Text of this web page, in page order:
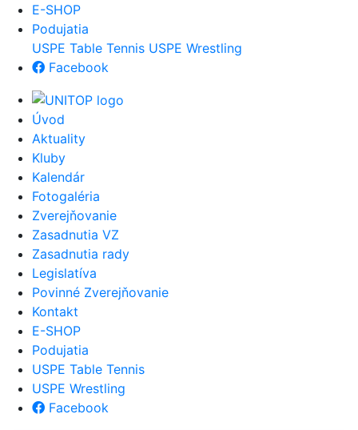
E-SHOP
Podujatia
USPE Table Tennis USPE Wrestling
Facebook
Úvod
Aktuality
Kluby
Kalendár
Fotogaléria
Zverejňovanie
Zasadnutia VZ
Zasadnutia rady
Legislatíva
Povinné Zverejňovanie
Kontakt
E-SHOP
Podujatia
USPE Table Tennis
USPE Wrestling
Facebook